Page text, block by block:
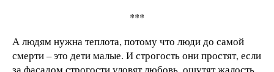
***
А людям нужна теплота, потому что люди до самой
смерти – это дети малые. И строгость они простят, если
за фасадом строгости уловят любовь, ощутят жалость